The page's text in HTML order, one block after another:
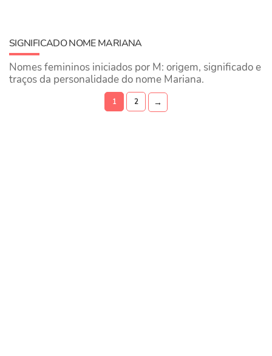
SIGNIFICADO NOME MARIANA
Nomes femininos iniciados por M: origem, significado e
traços da personalidade do nome Mariana.
1 2 →